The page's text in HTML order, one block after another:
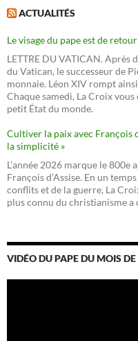
ACTUALITÉS
Le visage du pape est de
LETTRE DU VATICAN. Après
du Vatican, le successeur de
monnaie. Léon XIV rompt
Chaque samedi, La Croix
petit État du monde.
Cultiver la paix avec François
la simplicité »
L’année 2026 marque le
François d’Assise. En un
conflits et de la guerre, La
plus connu du christianisme
VIDÉO DU PAPE DU MOIS